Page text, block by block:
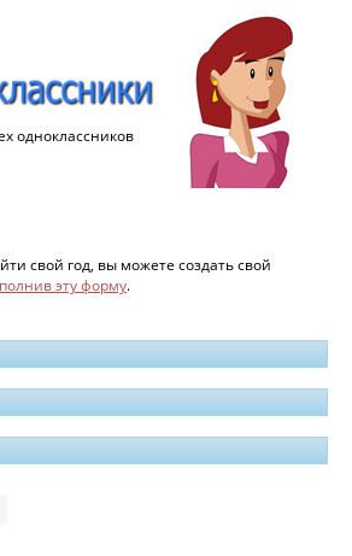
одноклассников
свой год, вы можете создать свой
эту форму.